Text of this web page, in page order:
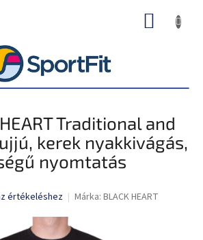
KOSÁR
Traditional and
kerek nyakkivágás,
nyomtatás
értékeléshez Márka: BLACK HEART